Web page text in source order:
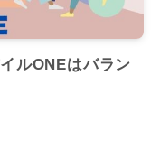
ルONEはバラン